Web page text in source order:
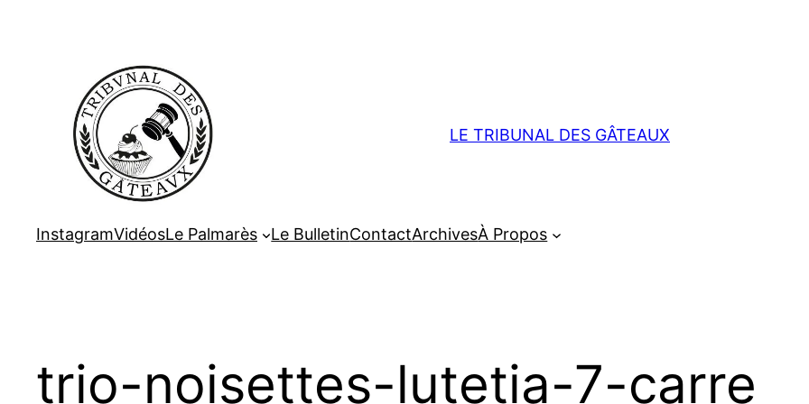
LE TRIBUNAL DES GÂTEAUX
InstagramVidéosLe Palmarès Le BulletinContactArchivesÀ Propos
trio-noisettes-lutetia-7-carre